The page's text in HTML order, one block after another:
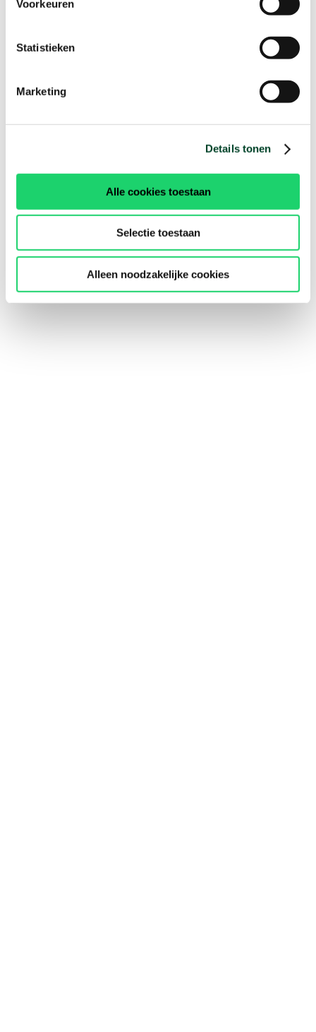
Voorkeuren
Statistieken
Marketing
Details tonen
Alle cookies toestaan
Selectie toestaan
Alleen noodzakelijke cookies